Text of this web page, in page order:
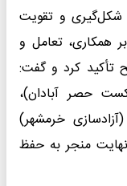
شکل‌گیری و تقویت
همکاری، تعامل و
تأکید کرد و گفت:
حصر آبادان)،
خرمشهر)
منجر به حفظ